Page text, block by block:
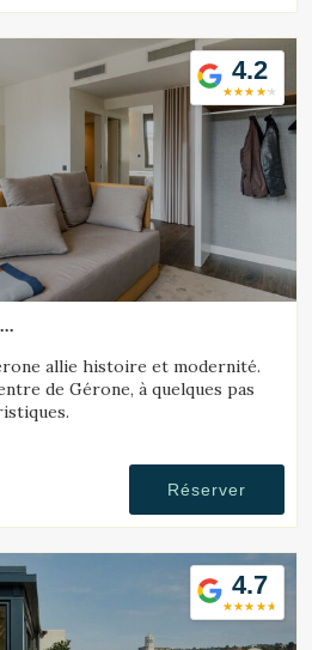
4.2
allie histoire et modernité.
de Gérone, à quelques pas
Réserver
4.7